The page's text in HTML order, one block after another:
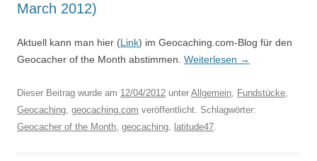
March 2012)
Aktuell kann man hier (Link) im Geocaching.com-Blog für den
Geocacher of the Month abstimmen. Weiterlesen →
Dieser Beitrag wurde am 12/04/2012 unter Allgemein, Fundstücke,
Geocaching, geocaching.com veröffentlicht. Schlagwörter:
Geocacher of the Month, geocaching, latitude47.